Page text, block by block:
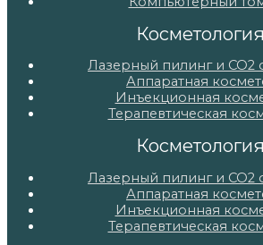
Косметология
Лазерный пилинг и СО2
Аппаратная
Инъекционная
Терапевтическая
Косметология
Лазерный пилинг и СО2
Аппаратная
Инъекционная
Терапевтическая